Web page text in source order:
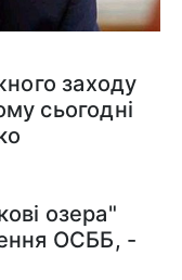
заходу
сьогодні
озера"
ОСББ, -